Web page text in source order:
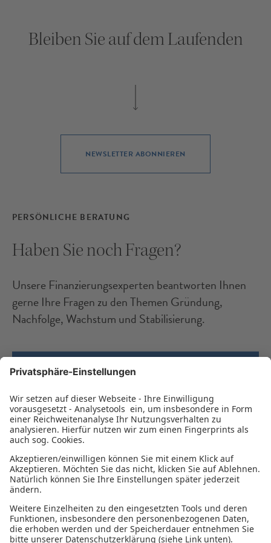
Bleiben Sie auf dem Laufenden
NEWSLETTER ABONNIEREN
PERSÖNLICHE BERATUNG
Haben Sie noch Fragen?
Unsere Finanzierungsexperten beantworten Ihnen
gerne Ihre Fragen zu den Themen Gründung,
Nachfolge, Wachstum und Stabilisierung.
BERATUNG VEREINBAREN
Montag - Donnerstag: 8:00 - 16:30 Uhr
Freitag: 8:00 - 13:00 Uhr
Impressum